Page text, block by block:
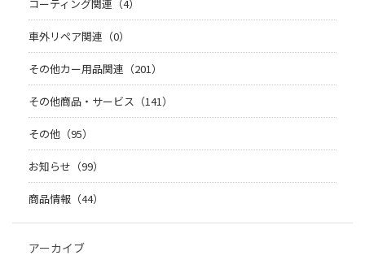
コーティング関連（4）
車外リペア関連（0）
その他カー用品関連（201）
その他商品・サービス（141）
その他（95）
お知らせ（99）
商品情報（44）
アーカイブ